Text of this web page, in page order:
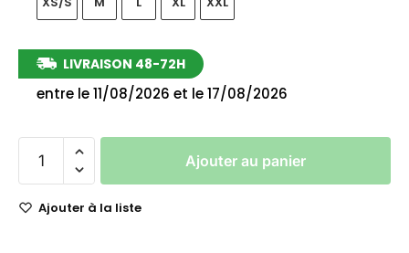
LIVRAISON 48-72H
entre le 11/08/2026 et le 17/08/2026
Ajouter au panier
Ajouter à la liste